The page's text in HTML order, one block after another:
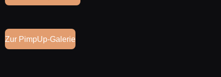
Zur PimpUp-Galerie